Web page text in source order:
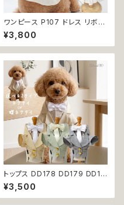
ワンピース P107 ドレス リボン
チェック ハンドメイド ナチュラル
ドッグウェア ドッグウエア dog
犬 猫 ペット 服 犬の服 猫の服
無料 返品交換不可
¥3,800
トップス DD178 DD179 DD18
0 タキシード スーツ フォーマル
蝶ネクタイ ネクタイ リボン 犬
猫 ペット 服 犬の服 猫の服 犬
¥3,500